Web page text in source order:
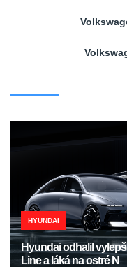
HYUNDAI
Hyundai odhalil
Line a láká na ostré N